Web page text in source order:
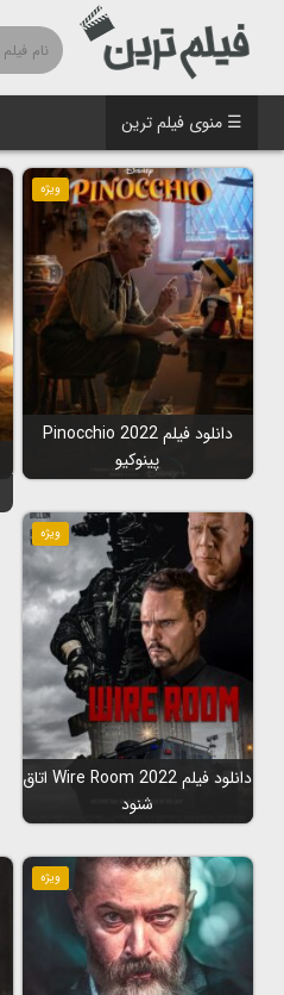
☰ منوی فیلم ترین
ویژه
دانلود فیلم Pinocchio 2022
پینوکیو
ویژه
دانلود فیلم Wire Room 2022 اتاق
شنود
ویژه